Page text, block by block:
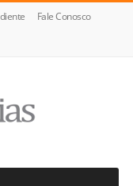
Fale Conosco